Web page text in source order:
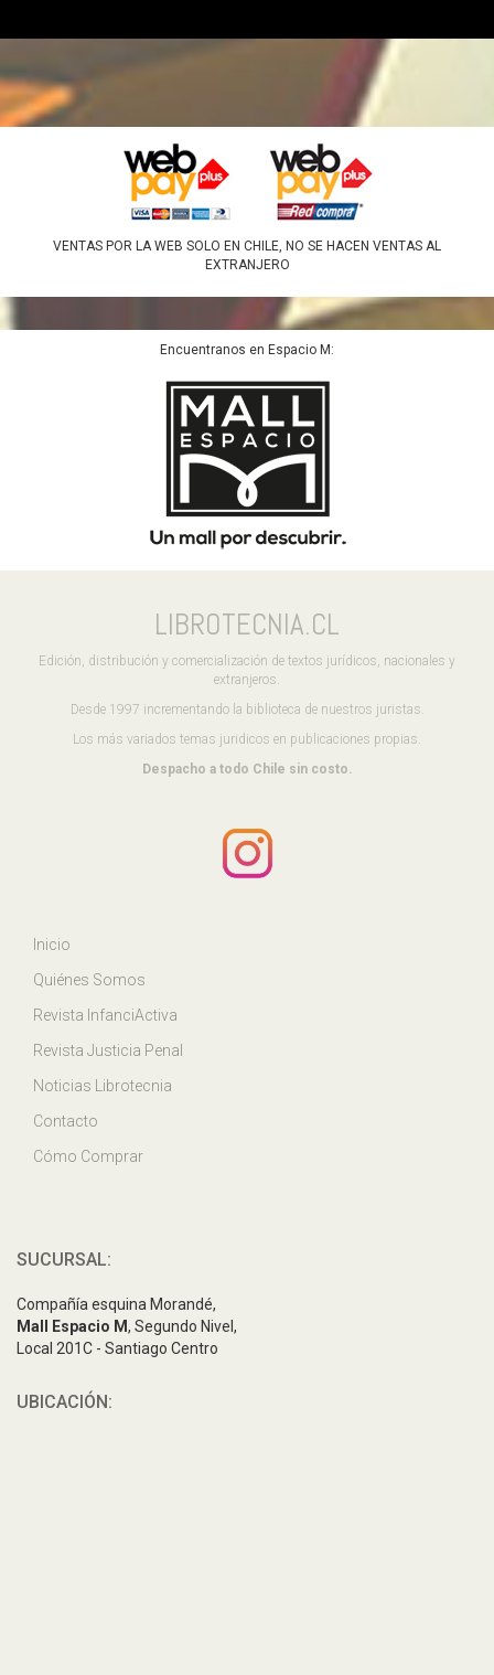
VENTAS POR LA WEB SOLO EN CHILE, NO SE HACEN VENTAS AL
EXTRANJERO
Encuentranos en Espacio M:
LIBROTECNIA.CL
Edición, distribución y comercialización de textos jurídicos, nacionales y
extranjeros.
Desde 1997 incrementando la biblioteca de nuestros juristas.
Los más variados temas juridicos en publicaciones propias.
Despacho a todo Chile sin costo.
Inicio
Quiénes Somos
Revista InfanciActiva
Revista Justicia Penal
Noticias Librotecnia
Contacto
Cómo Comprar
SUCURSAL:
Compañía esquina Morandé,
Mall Espacio M, Segundo Nivel,
Local 201C - Santiago Centro
UBICACIÓN: